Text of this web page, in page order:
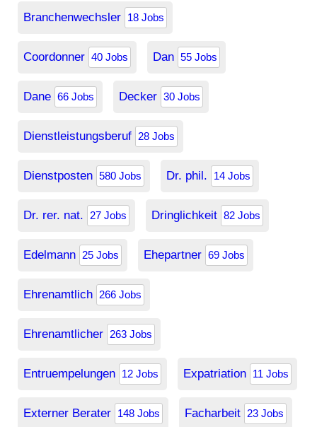
Branchenwechsler 18 Jobs
Coordonner 40 Jobs Dan 55 Jobs
Dane 66 Jobs Decker 30 Jobs
Dienstleistungsberuf 28 Jobs
Dienstposten 580 Jobs Dr. phil. 14 Jobs
Dr. rer. nat. 27 Jobs Dringlichkeit 82 Jobs
Edelmann 25 Jobs Ehepartner 69 Jobs
Ehrenamtlich 266 Jobs
Ehrenamtlicher 263 Jobs
Entruempelungen 12 Jobs Expatriation 11 Jobs
Externer Berater 148 Jobs Facharbeit 23 Jobs